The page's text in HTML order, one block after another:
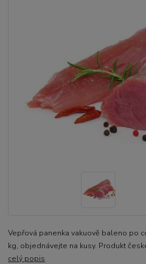
Vepřová panenka vakuově baleno po
kg, objednávejte na kusy. Produkt
celý popis